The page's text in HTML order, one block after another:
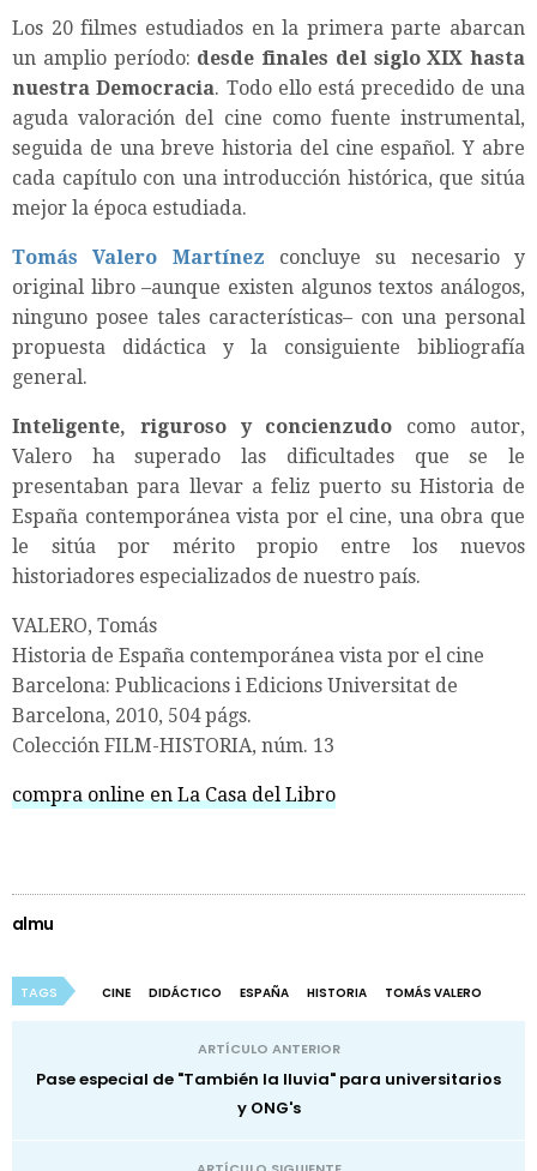
Los 20 filmes estudiados en la primera parte abarcan
un amplio período: desde finales del siglo XIX hasta
nuestra Democracia. Todo ello está precedido de una
aguda valoración del cine como fuente instrumental,
seguida de una breve historia del cine español. Y abre
cada capítulo con una introducción histórica, que sitúa
mejor la época estudiada.
Tomás Valero Martínez concluye su necesario y
original libro –aunque existen algunos textos análogos,
ninguno posee tales características– con una personal
propuesta didáctica y la consiguiente bibliografía
general.
Inteligente, riguroso y concienzudo como autor,
Valero ha superado las dificultades que se le
presentaban para llevar a feliz puerto su Historia de
España contemporánea vista por el cine, una obra que
le sitúa por mérito propio entre los nuevos
historiadores especializados de nuestro país.
VALERO, Tomás
Historia de España contemporánea vista por el cine
Barcelona: Publicacions i Edicions Universitat de
Barcelona, 2010, 504 págs.
Colección FILM-HISTORIA, núm. 13
compra online en La Casa del Libro
almu
TAGS CINE DIDÁCTICO ESPAÑA HISTORIA TOMÁS VALERO
ARTÍCULO ANTERIOR
Pase especial de "También la lluvia" para universitarios
y ONG's